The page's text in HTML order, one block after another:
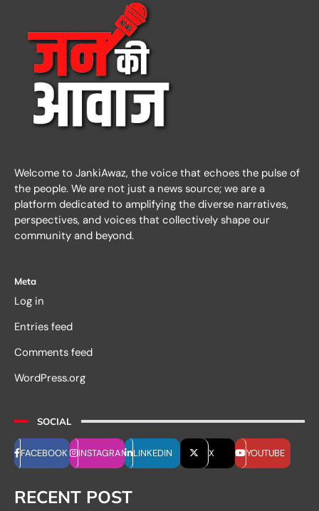
Welcome to JankiAwaz, the voice that echoes the pulse of
the people. We are not just a news source; we are a
platform dedicated to amplifying the diverse narratives,
perspectives, and voices that collectively shape our
community and beyond.
Meta
Log in
Entries feed
Comments feed
WordPress.org
SOCIAL
FACEBOOK INSTAGRAM LINKEDIN X YOUTUBE
RECENT POST